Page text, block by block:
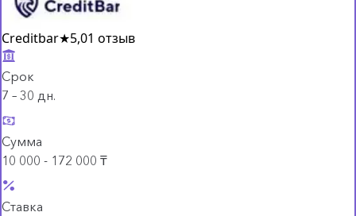
Creditbar★5,01 отзыв
Срок
7 – 30 дн.
Сумма
10 000 - 172 000 ₸
Ставка